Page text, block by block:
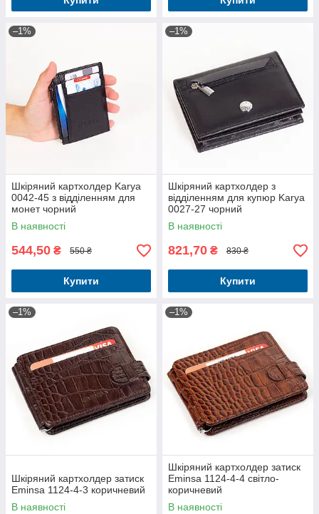
–1%
Шкіряний картхолдер Karya
0042-45 з відділенням для
монет чорний
В наявності
544,50 ₴ 550 ₴
Купити
–1%
Шкіряний картхолдер з
відділенням для купюр Karya
0027-27 чорний
В наявності
821,70 ₴ 830 ₴
Купити
–1%
Шкіряний картхолдер затиск
Eminsa 1124-4-3 коричневий
В наявності
–1%
Шкіряний картхолдер затиск
Eminsa 1124-4-4 світло-
коричневий
В наявності